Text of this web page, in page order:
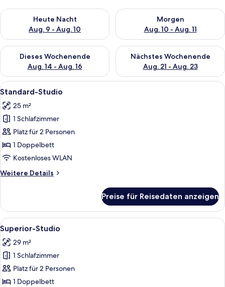
Heute Nacht
Aug. 9 - Aug. 10
Überprüfe die Verfügbarkeit für heute Nacht, Aug. 9 - Aug.
Morgen
Aug. 10 - Aug. 11
Überprüfe die Verfügbarkeit
Dieses Wochenende
Aug. 14 - Aug. 16
Überprüfe die Verfügbarkeit für dieses Wochenende, Aug. 14
Nächstes Wochenende
Aug. 21 - Aug. 23
Überprüfe die Verfügbarkeit
Alle
Fotos
für
Standard-
Studio
anzeigen
Ein modernes Hotelzimmer mit
20
Standard-Studio
25 m²
1 Schlafzimmer
Platz für 2 Personen
1 Doppelbett
Kostenloses WLAN
Weitere Details
Weitere
Studio
Preise für Reisedaten anzeigen
Alle
Fotos
für
Superior-
Studio
anzeigen
Ein modernes Schlafzimmer mit
16
Superior-Studio
29 m²
1 Schlafzimmer
Platz für 2 Personen
1 Doppelbett